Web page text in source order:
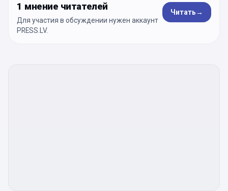
1 мнение читателей
Для участия в обсуждении нужен аккаунт
PRESS.LV.
Читать→